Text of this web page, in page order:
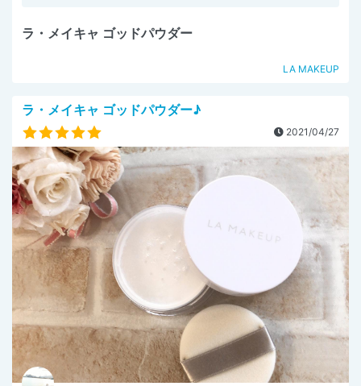
ラ・メイキャ ゴッドパウダー
LA MAKEUP
ラ・メイキャ ゴッドパウダー♪
2021/04/27